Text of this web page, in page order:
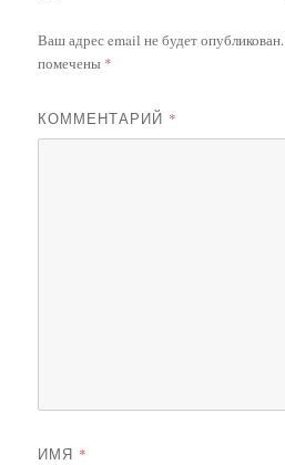
Ваш адрес email не будет опубликован.
помечены *
КОММЕНТАРИЙ *
ИМЯ *